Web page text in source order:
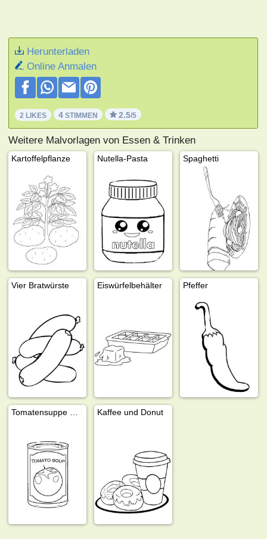
Herunterladen
Online Anmalen
2 LIKES 4 STIMMEN 2.5/5
Weitere Malvorlagen von Essen & Trinken
Kartoffelpflanze Nutella-Pasta Spaghetti
Vier Bratwürste Eiswürfelbehälter Pfeffer
Kaffee und Donut